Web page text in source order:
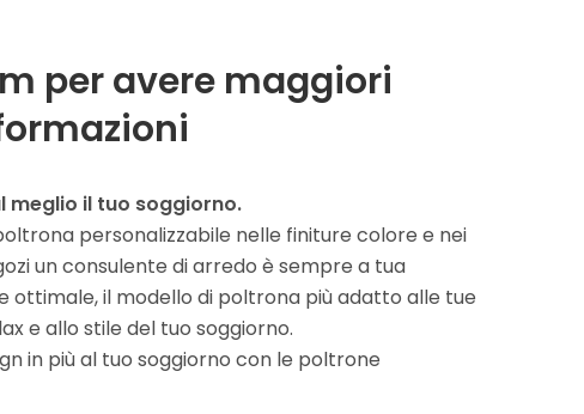
per avere maggiori
meglio il tuo soggiorno.
personalizzabile nelle finiture colore e nei
un consulente di arredo è sempre a tua
ottimale, il modello di poltrona più adatto alle tue
e allo stile del tuo soggiorno.
in più al tuo soggiorno con le poltrone